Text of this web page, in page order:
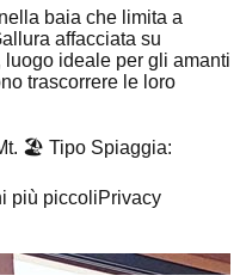
baia che limita a
affacciata su
ideale per gli amanti
trascorrere le loro
🏖️ Tipo Spiaggia:
più piccoliPrivacy